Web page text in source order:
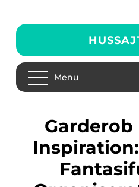
Menu
Garderob Barnrum